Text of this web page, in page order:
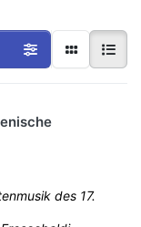
des 17.